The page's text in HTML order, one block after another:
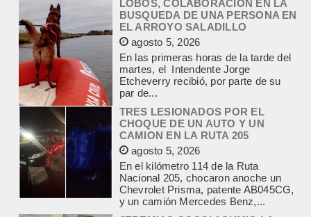
En las primeras horas de la tarde del
martes, el Intendente Jorge
Etcheverry recibió, por parte de su
par de...
TRES LESIONADOS POR EL
CHOQUE DE UN AUTO Y UN
CAMION EN LA RUTA 205
agosto 5, 2026
En el kilómetro 114 de la Ruta
Nacional 205, chocaron anoche un
Chevrolet Prisma, patente AB045CG,
y un camión Mercedes Benz,...
JEREMIAS COCCI ASUMIO LA
PRESIDENCIA DEL ROTARY
agosto 4, 2026